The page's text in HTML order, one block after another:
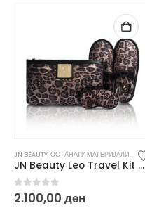
JN BEAUTY,ОСТАНАТИ МАТЕРИЈАЛИ
JN Beauty Leo Travel Kit – unisex
0 out of 5
2.100,00 ден